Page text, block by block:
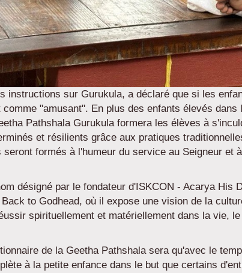
instructions sur Gurukula, a déclaré que si les
"amusant". En plus des enfants élevés
Pathshala Gurukula formera les élèves à
et résilients grâce aux pratiques
formés à l'humeur du service au Seigneur
désigné par le fondateur d'ISKCON - Acarya
to Godhead, où il expose une vision de la
spirituellement et matériellement dans la vie,
de la Geetha Pathshala sera qu'avec le
à la petite enfance dans le but que certains